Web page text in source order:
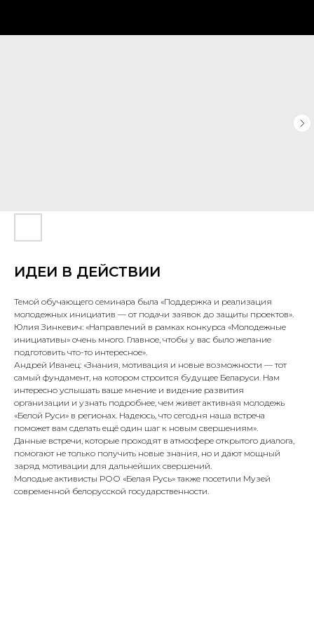
ИДЕИ В ДЕЙСТВИИ
Темой обучающего семинара была «Поддержка и реализация
молодежных инициатив — от подачи заявок до защиты проектов».
Юлия Зинкевич: «Направлений в рамках конкурса «Молодежные
инициативы» очень много. Главное, чтобы у вас было желание
подготовить что-то интересное».
Андрей Иванец: «Знания, мотивация и новые возможности — тот
самый фундамент, на котором строится будущее Беларуси. Нам
интересно услышать ваше мнение и видение развития
организации и узнать подробнее, чем живет активная молодежь
«Белой Руси» в регионах. Надеюсь, что сегодня наша встреча
поможет вам сделать ещё один шаг к новым свершениям».
Данные встречи, которые проходят в атмосфере открытого диалога,
помогают не только получить новые знания, но и дают мощный
заряд мотивации для дальнейших свершений.
Молодые активисты РОО «Белая Русь» также посетили Музей
современной белорусской государственности.